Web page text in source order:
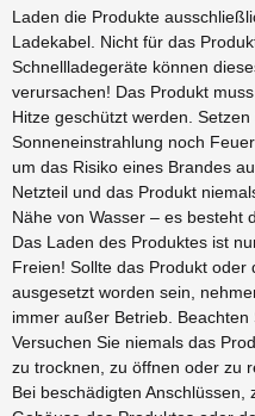
Laden die Produkte
Ladekabel. Nicht für das
Schnellladegeräte können
verursachen! Das Produkt
Hitze geschützt werden.
Sonneneinstrahlung noch
um das Risiko eines Brandes
Netzteil und das Produkt
Nähe von Wasser – es besteht
Das Laden des Produktes ist
Freien! Sollte das Produkt oder
ausgesetzt worden sein,
immer außer Betrieb.
Versuchen Sie niemals das
zu trocknen, zu öffnen oder zu
Bei beschädigten